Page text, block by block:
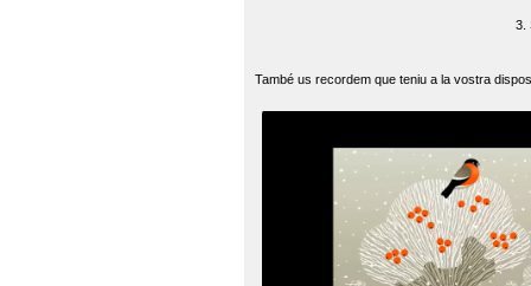
3.
També us recordem que teniu a la vostra